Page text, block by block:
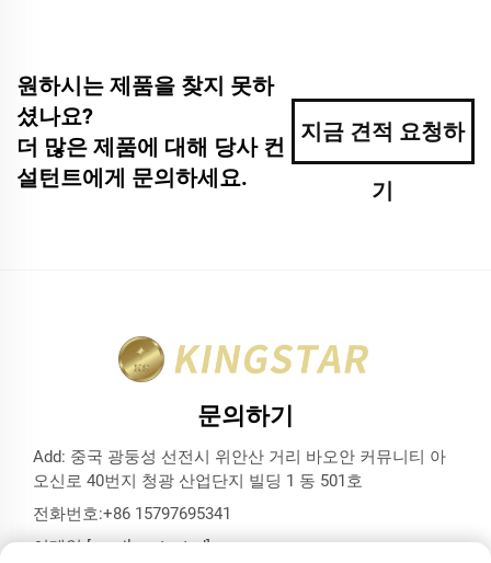
원하시는 제품을 찾지 못하
셨나요?
더 많은 제품에 대해 당사 컨
설턴트에게 문의하세요.
지금 견적 요청하
기
문의하기
Add: 중국 광둥성 선전시 위안산 거리 바오안 커뮤니티 아
오신로 40번지 청광 산업단지 빌딩 1 동 501호
전화번호:+86 15797695341
이메일:[email protected]